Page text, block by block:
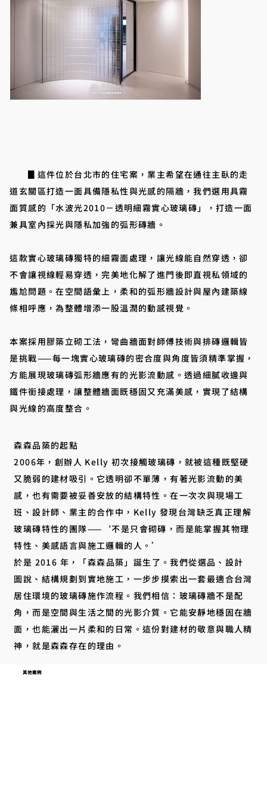
▊這件位於台北市的住宅案，業主希望在通往主臥的走
道玄關區打造一面具備隱私性與光感的隔牆，我們選用具霧
面質感的「水波光2010－透明細霧實心玻璃磚」，打造一面
兼具室內採光與隱私加強的弧形磚牆。
這款實心玻璃磚獨特的細霧面處理，讓光線能自然穿透，卻
不會讓視線輕易穿透，完美地化解了進門後即直視私領域的
尷尬問題。在空間語彙上，柔和的弧形牆設計與屋內建築線
條相呼應，為整體增添一股溫潤的動感視覺。
本案採用膠築立砌工法，彎曲牆面對師傅技術與排磚邏輯皆
是挑戰——每一塊實心玻璃磚的密合度與角度皆須精準掌握，
方能展現玻璃磚弧形牆應有的光影流動感。透過細膩收邊與
鐵件銜接處理，讓整體牆面既穩固又充滿美感，實現了結構
與光線的高度整合。
森森品築的起點
2006年，創辦人 Kelly 初次接觸玻璃磚，就被這種既堅硬
又脆弱的建材吸引。它透明卻不單薄，有著光影流動的美
感，也有需要被妥善安放的結構特性。在一次次與現場工
班、設計師、業主的合作中，Kelly 發現台灣缺乏真正理解
玻璃磚特性的團隊——‘不是只會砌磚，而是能掌握其物理
特性、美感語言與施工邏輯的人。’
於是 2016 年，「森森品築」誕生了。我們從選品、設計
圖說、結構規劃到實地施工，一步步摸索出一套最適合台灣
居住環境的玻璃磚施作流程。我們相信：玻璃磚牆不是配
角，而是空間與生活之間的光影介質。它能安靜地穩固在牆
面，也能灑出一片柔和的日常。這份對建材的敬意與職人精
神，就是森森存在的理由。
其他案例